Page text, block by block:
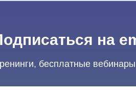
на
бесплатные